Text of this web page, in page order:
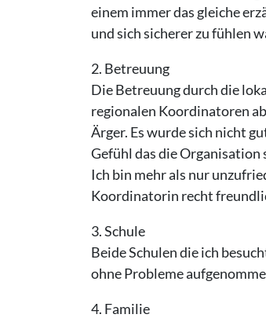
einem immer das gleiche
und sich sicherer zu fühlen
2. Betreuung
Die Betreuung durch die
regionalen Koordinatoren
Ärger. Es wurde sich nicht
Gefühl das die
Ich bin mehr als nur
Koordinatorin recht
3. Schule
Beide Schulen die ich
ohne Probleme
4. Familie